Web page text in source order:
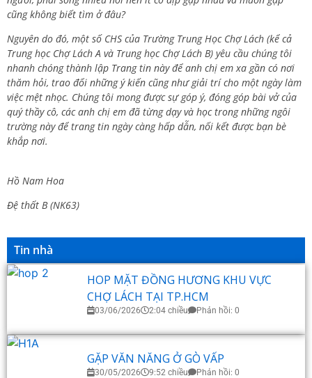
cũng không biết tìm ở đâu?
Nguyên do đó, một số CHS của Trường Trung Học Chợ Lách (kể cả
Trung học Chợ Lách A và Trung học Chợ Lách B) yêu cầu chúng tôi
nhanh chóng thành lập Trang tin này để anh chị em xa gần có nơi
thăm hỏi, trao đổi những ý kiến cũng như giải trí cho một ngày làm
việc mệt nhọc. Chúng tôi mong được sự góp ý, đóng góp bài vở của
quý thầy cô, các anh chị em đã từng dạy và học trong những ngôi
trường này để trang tin ngày càng hấp dẫn, nối kết được bạn bè
khắp nơi.
Hồ Nam Hoa
Đệ thất B (NK63)
Tin nhà
HOP MẶT ĐỒNG HƯƠNG KHU VỰC
CHỢ LÁCH TẠI TP.HCM
03/06/2026 2:04 chiều Phản hồi: 0
GẶP VĂN NĂNG Ở GÒ VẤP
30/05/2026 9:52 chiều Phản hồi: 0